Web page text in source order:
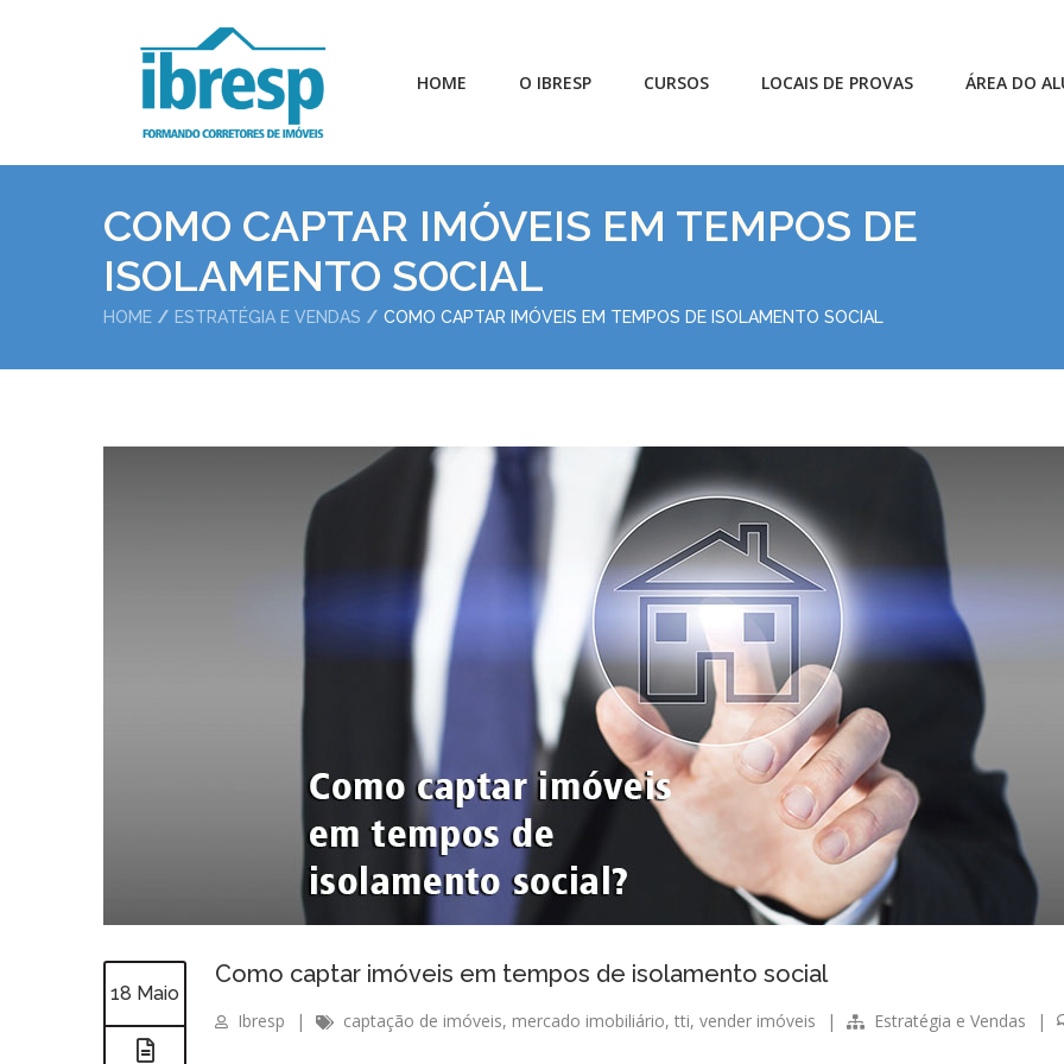
HOME O IBRESP CURSOS LOCAIS DE PROVAS ÁREA DO
COMO CAPTAR IMÓVEIS EM TEMPOS DE
ISOLAMENTO SOCIAL
HOME ESTRATÉGIA E VENDAS COMO CAPTAR IMÓVEIS EM TEMPOS DE ISOLAMENTO SOCIAL
18 Maio
Como captar imóveis em tempos de isolamento social
Ibresp | captação de imóveis, mercado imobiliário, tti, vender imóveis | Estratégia e Vendas |